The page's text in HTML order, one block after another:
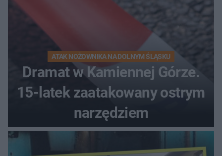
ATAK NOŻOWNIKA NA DOLNYM ŚLĄSKU
Dramat w Kamiennej Górze.
15-latek zaatakowany ostrym
narzędziem